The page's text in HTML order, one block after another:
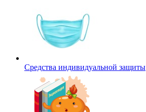
Средства индивидуальной защиты